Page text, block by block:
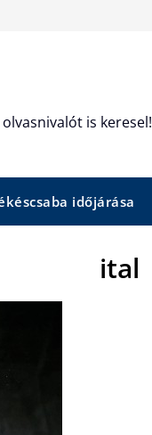
is keresel!
időjárása
ital